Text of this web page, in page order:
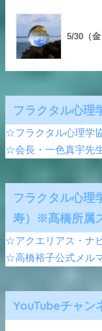
5/30（
フラクタル心理
☆フラクタル心理学
☆会長・一色真宇先
フラクタル心理
寿）※髙橋所属
☆アクエリアス・ナ
☆高橋裕子公式メル
YouTubeチャン